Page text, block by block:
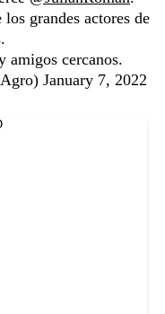
grandes actores de
amigos cercanos.
January 7, 2022